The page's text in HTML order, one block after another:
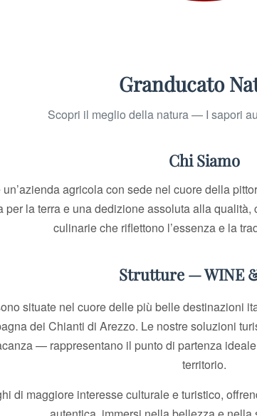
Granducato
Scopri il meglio della natura — I sapori
Chi Siamo
agricola con sede nel cuore della
per la terra e una dedizione assoluta alla
culinarie che riflettono l’essenza e la
Strutture — WINE
situate nel cuore delle più belle destinazioni
dei Chianti di Arezzo. Le nostre soluzioni
— rappresentano il punto di partenza
territorio.
di maggiore interesse culturale e turistico,